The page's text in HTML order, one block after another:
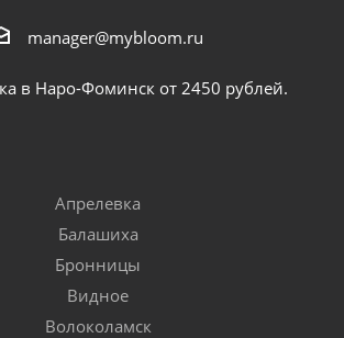
manager@mybloom.ru
в Наро-Фоминск от 2450 рублей.
Апрелевка
Балашиха
Бронницы
Видное
Волоколамск